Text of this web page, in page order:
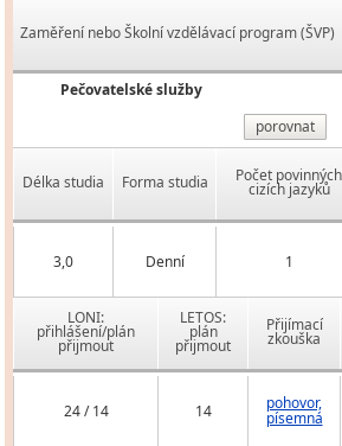
Zaměření nebo Školní vzdělávací program (ŠVP)
Pečovatelské služby
porovnat
Délka studia Forma studia Počet povinných
cizích jazyků
3,0 Denní 1
LONI:
přihlášení/plán
přijmout
LETOS:
plán
přijmout
Přijímací
zkouška
24 / 14 14 pohovor,
písemná